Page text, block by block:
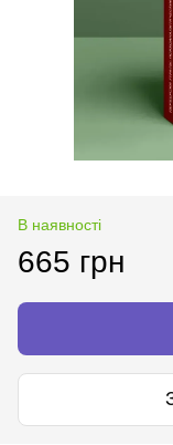
В наявності
665 грн